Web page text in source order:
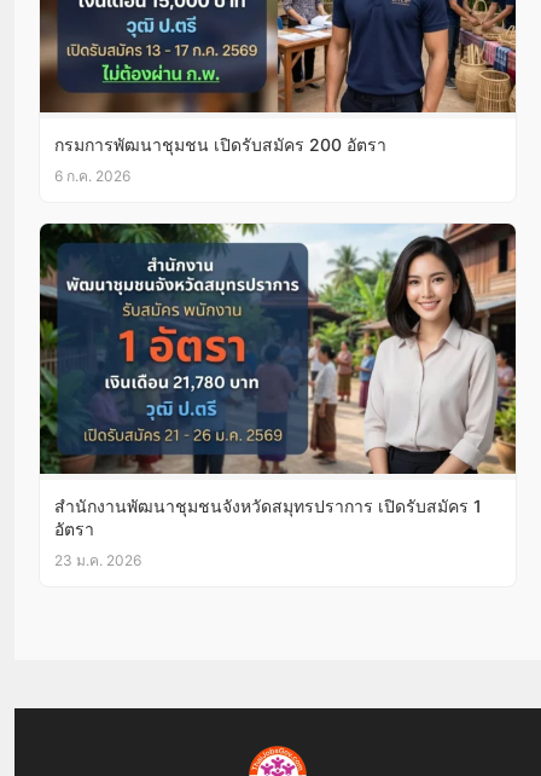
กรมการพัฒนาชุมชน เปิดรับสมัคร 200 อัตรา
6 ก.ค. 2026
สำนักงานพัฒนาชุมชนจังหวัดสมุทรปราการ เปิดรับสมัคร 1
อัตรา
23 ม.ค. 2026